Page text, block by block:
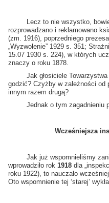
Lecz to nie wszystko,
rozprowadzano i reklamowano
(zm. 1916), poprzedniego
„Wyzwolenie” 1929 s. 351;
15.07 1930 s. 224), w których
znaczy o roku 1878.
Jak głosiciele Towarzystwa
godzić? Czyżby w zależności od
innym razem drugą?
Jednak o tym zagadnieniu
Wcześniejsza
Jak już wspomnieliśmy
wprowadziło rok1918 dla
roku 1922), to nauczało
Oto wspomnienie tej ‘starej’